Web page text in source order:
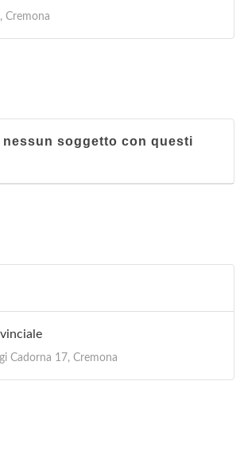
Cremona
nessun soggetto con questi
Cadorna 17, Cremona